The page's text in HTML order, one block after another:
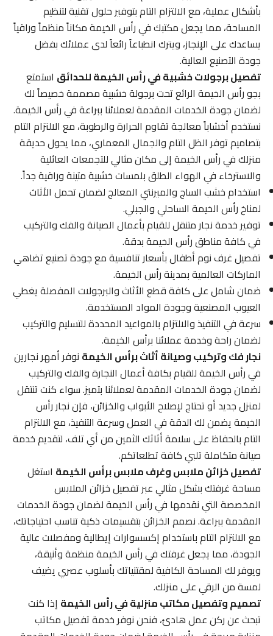
بأشكال عملية، مع الالتزام التام بتوفير حلول تقنية لتنظيم
المساحة، مما يجعل مكتبك في رأس الخيمة مكاناً منظماً وراقياً
يساعدك على الإنجاز، ويترك انطباعاً رائعاً لدى عملائك بفضل
جودة التصنيع العالية.
تفصيل برجولات خشبية في رأس الخيمة للحدائقاستمتع
بجو رأس الخيمة الرائع تحت برجولة خشبية مصممة خصيصاً لك
لضمان جودة الخدمات المقدمة لعملائنا ببراعة في رأس الخيمة.
نستخدم أخشاباً معالجة تقاوم الحرارة والرطوبة، مع الالتزام التام
بتصاميم توفر الظل التام والجمال المعماري، مما يحول حديقة
منزلك في رأس الخيمة إلى مكان مثالي للتجمعات العائلية
والاسترخاء في الهواء الطلق بلمسات خشبية متينة وراقية جداً.
استخدام خشب الساج والميرنتي المعالج لضمان تحمل الأثاث
لمناخ رأس الخيمة الساحلي والجبلي.
توفير خدمة نجار متنقل للقيام بأعمال الصيانة والفك والتركيب
في كافة مناطق رأس الخيمة بدقة.
تفصيل غرف نوم أطفال بأسعار تنافسية مع جودة تصنيع تضاهي
الماركات العالمية بمدينة رأس الخيمة.
ضمان شامل على كافة قطع الأثاث والبرجولات المفصلة يغطي
العيوب المصنعية وجودة المواد المستخدمة.
سرعة في التنفيذ والالتزام بالمواعيد المحددة للتسليم والتركيب
لضمان راحة وخدمة عملائنا برأس الخيمة.
نجار فك وتركيب وصيانة أثاث برأس الخيمةنوفر أمهر نجارين
في رأس الخيمة للقيام بكافة أعمال النجارة والفك والتركيب
لضمان جودة الخدمات المقدمة لعملائنا بتميز. سواء كنت تنتقل
لمنزل جديد أو تحتاج لإصلاح الأبواب والخزائن، فإن نجار رأس
الخيمة يضمن لك الدقة في العمل وسرعة التنفيذ، مع الالتزام
التام بالحفاظ على سلامة أثاثك الثمين من أي تلف، لتقديم خدمة
صيانة متكاملة تلبي كافة تطلعاتكم.
تفصيل خزائن ملابس وغرف ملابس برأس الخيمةاستغل
مساحة غرفتك بشكل مثالي عبر تفصيل خزائن الملابس
المخصصة التي نقدمها في رأس الخيمة لضمان جودة الخدمات
المقدمة ببراعة. نصمم الخزائن بتقسيمات ذكية تناسب احتياجاتك،
مع الالتزام التام باستخدام إكسسوارات إيطالية ومفصلات عالية
الجودة، مما يجعل غرفتك في رأس الخيمة منظمة وأنيقة،
ويوفر لك المساحة الكافية لمقتنياتك بأسلوب عصري يضيف
لمسة من الرقي على منزلك.
تصميم وتفصيل مكاتب منزلية في رأس الخيمةإذا كنت
تبحث عن ركن عمل هادئ، فنحن نوفر خدمة تفصيل مكاتب